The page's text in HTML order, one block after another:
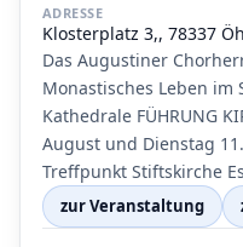
ADRESSE
Klosterplatz 3,, 78337
Das Augustiner
Monastisches Leben im
Kathedrale FÜHRUNG
August und Dienstag
Treffpunkt Stiftskirche
zur Veranstaltung